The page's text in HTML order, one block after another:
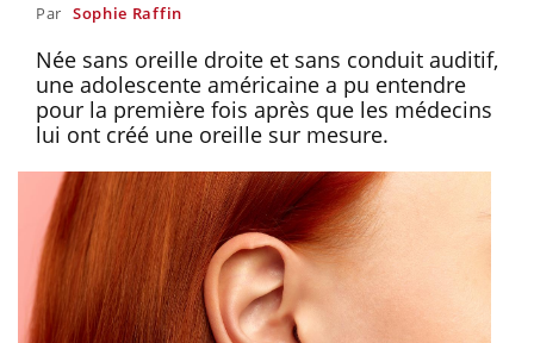
Par Sophie Raffin
Née sans oreille droite et sans conduit auditif,
une adolescente américaine a pu entendre
pour la première fois après que les médecins
lui ont créé une oreille sur mesure.